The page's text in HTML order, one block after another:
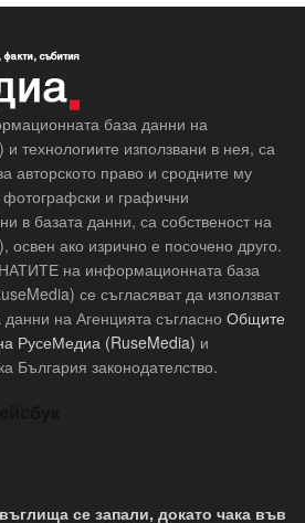
база данни на
технологиите използвани в нея, са
авторското право и сродните му
фотографски и графични
в базата данни, са собственост на
ако изрично е посочено друго.
на информационната база
се съгласяват да използват
на Агенцията съгласно Общите
РусеМедиа (RuseMedia) и
България законодателство.
се запали, докато чака във